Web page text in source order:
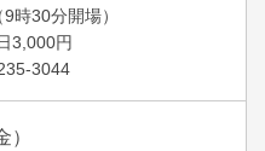
時30分開場）
3,000円
3044
）